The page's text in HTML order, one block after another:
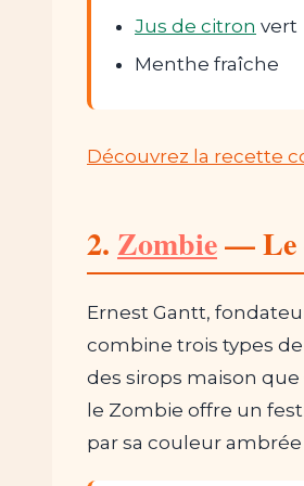
Jus de citron vert
Menthe fraîche
Découvrez la recette
2. Zombie— Le
Ernest Gantt,
combine trois types
des sirops maison
le Zombie offre un
par sa couleur